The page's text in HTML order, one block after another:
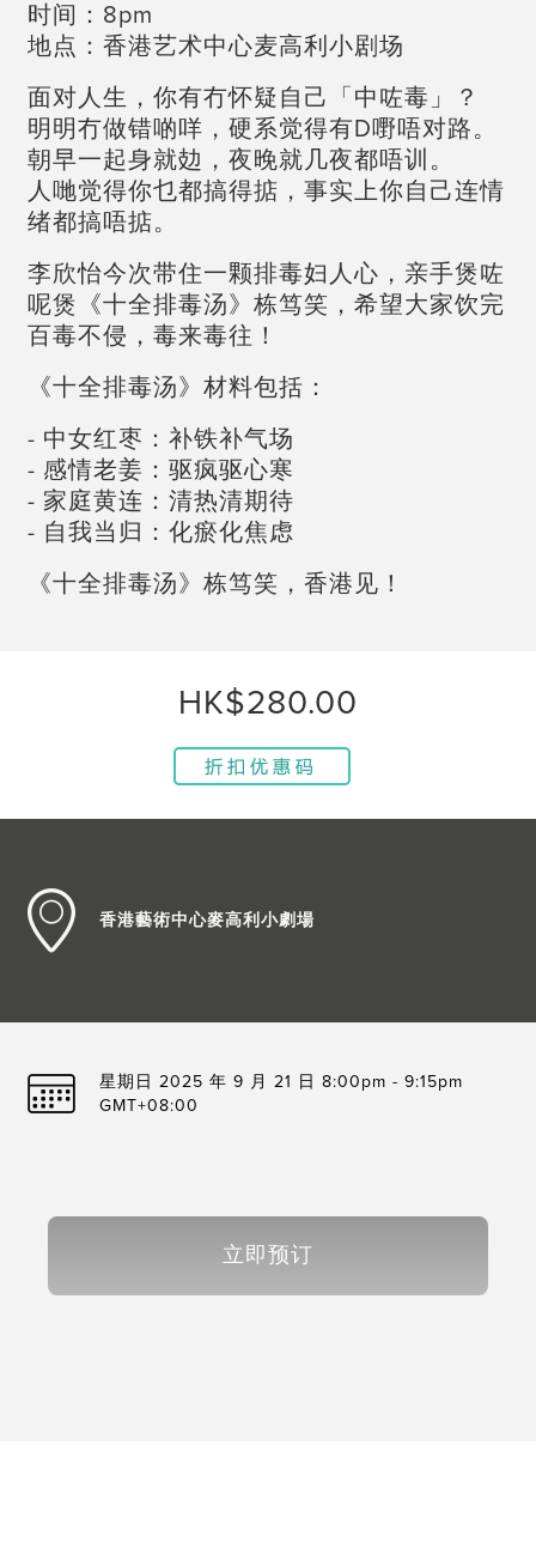
时间：8pm
地点：香港艺术中心麦高利小剧场
面对人生，你有冇怀疑自己「中咗毒」？
明明冇做错啲咩，硬系觉得有D嘢唔对路。
朝早一起身就攰，夜晚就几夜都唔训。
人哋觉得你乜都搞得掂，事实上你自己连情
绪都搞唔掂。
李欣怡今次带住一颗排毒妇人心，亲手煲咗
呢煲《十全排毒汤》栋笃笑，希望大家饮完
百毒不侵，毒来毒往！
《十全排毒汤》材料包括：
- 中女红枣：补铁补气场
- 感情老姜：驱疯驱心寒
- 家庭黄连：清热清期待
- 自我当归：化瘀化焦虑
《十全排毒汤》栋笃笑，香港见！
HK$280.00
香港藝術中心麥高利小劇場
星期日 2025 年 9 月 21 日 8:00pm - 9:15pm
GMT+08:00
立即预订